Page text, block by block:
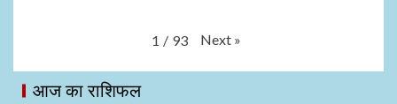
1 / 93 Next »
आज का राशिफल